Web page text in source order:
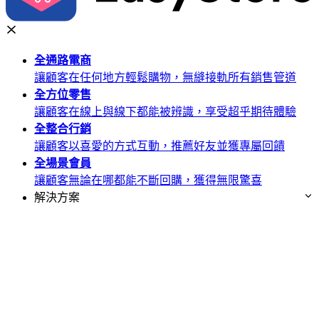
全通路電商
讓顧客在任何地方輕鬆購物，無縫接軌所有銷售管道
全方位零售
讓顧客在線上與線下都能被辨識，享受超乎期待體驗
全整合行銷
讓顧客以喜愛的方式互動，推薦好友並獲專屬回饋
全場景會員
讓顧客無論在哪都能不斷回購，獲得無限驚喜
解決方案